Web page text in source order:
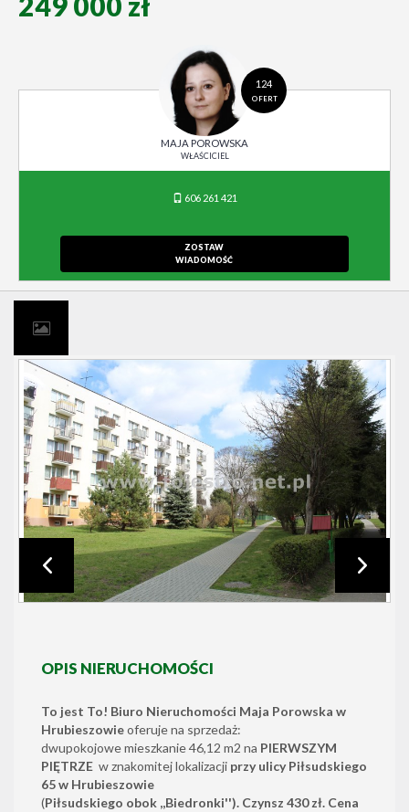
124
OFERT
MAJA POROWSKA
WŁAŚCICIEL
606 261 421
ZOSTAW
WIADOMOŚĆ
OPIS NIERUCHOMOŚCI
To jest To! Biuro Nieruchomości Maja Porowska w
Hrubieszowieoferuje na sprzedaż:
dwupokojowe mieszkanie 46,12 m2 na PIERWSZYM
PIĘTRZE w znakomitej lokalizacji przy ulicy Piłsudskiego
65 w Hrubieszowie
(Piłsudskiego obok ,,Biedronki''). Czynsz 430 zł. Cena